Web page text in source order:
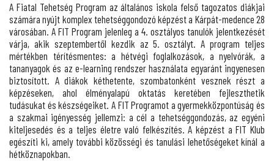
A Fiatal Tehetség Program az általános iskola felső tagozatos diákjai
számára nyújt komplex tehetséggondozó képzést a Kárpát-medence 28
városában. A FIT Program jelenleg a 4. osztályos tanulók jelentkezését
várja, akik szeptembertől kezdik az 5. osztályt. A program teljes
mértékben térítésmentes: a hétvégi foglalkozások, a nyelvórák, a
tananyagok és az e-learning rendszer használata egyaránt ingyenesen
biztosított. A diákok kéthetente, szombatonként vesznek részt a
képzéseken, ahol élményalapú oktatás keretében fejleszthetik
tudásukat és készségeiket. A FIT Programot a gyermekközpontúság és
a szakmai igényesség jellemzi: a cél a tehetséggondozás, az egyéni
kiteljesedés és a teljes életre való felkészítés. A képzést a FIT Klub
egészíti ki, amely további közösségi és tanulási lehetőségeket kínál a
hétköznapokban.